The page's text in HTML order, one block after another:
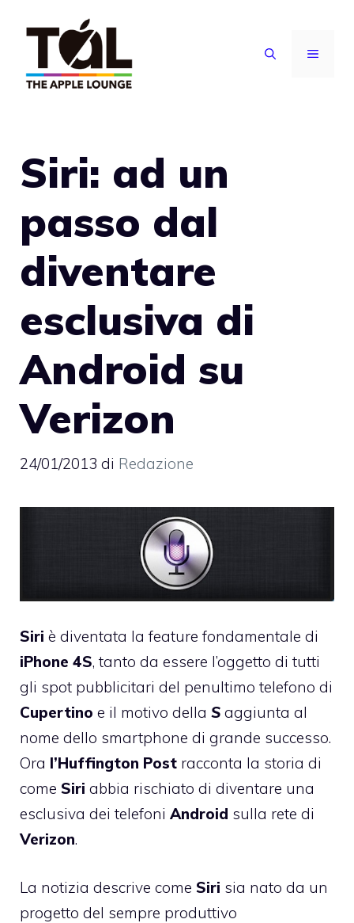
contenuto
MENU
Siri: ad un
passo dal
diventare
esclusiva di
Android su
Verizon
24/01/2013 di Redazione
Siri è diventata la feature fondamentale di
iPhone 4S, tanto da essere l’oggetto di tutti
gli spot pubblicitari del penultimo telefono di
Cupertino e il motivo della S aggiunta al
nome dello smartphone di grande successo.
Ora l’Huffington Post racconta la storia di
come Siri abbia rischiato di diventare una
esclusiva dei telefoni Android sulla rete di
Verizon.
La notizia descrive come Siri sia nato da un
progetto del sempre produttivo